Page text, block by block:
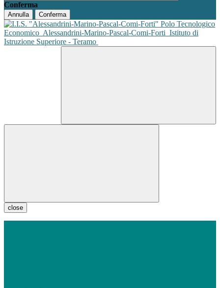
Conferma
Annulla Conferma
Polo Tecnologico
Economico Alessandrini-Marino-Pascal-Comi-Forti Istituto di
Istruzione Superiore - Teramo
close